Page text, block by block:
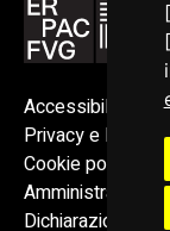
Accessibilità
Privacy e Note
Cookie policy
Amministrazione
Dichiarazione di